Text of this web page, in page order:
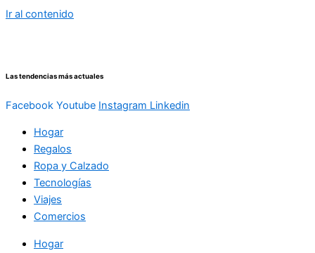
Ir al contenido
Las tendencias más actuales
Facebook Youtube Instagram Linkedin
Hogar
Regalos
Ropa y Calzado
Tecnologías
Viajes
Comercios
Hogar